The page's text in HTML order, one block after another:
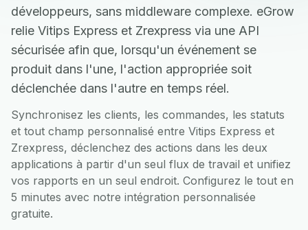
développeurs, sans middleware complexe. eGrow
relie Vitips Express et Zrexpress via une API
sécurisée afin que, lorsqu'un événement se
produit dans l'une, l'action appropriée soit
déclenchée dans l'autre en temps réel.
Synchronisez les clients, les commandes, les statuts
et tout champ personnalisé entre Vitips Express et
Zrexpress, déclenchez des actions dans les deux
applications à partir d'un seul flux de travail et unifiez
vos rapports en un seul endroit. Configurez le tout en
5 minutes avec notre intégration personnalisée
gratuite.